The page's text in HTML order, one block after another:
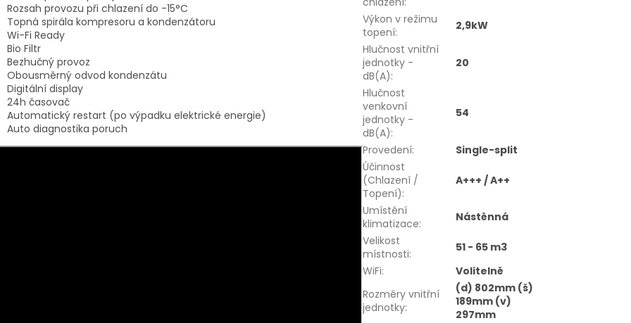
Rozsah provozu při chlazení do -15°C
Topná spirála kompresoru a kondenzátoru
Wi-Fi Ready
Bio Filtr
Bezhučný provoz
Obousměrný odvod kondenzátu
Digitální display
24h časovač
Automatický restart (po výpadku elektrické energie)
Auto diagnostika poruch
Výkon v režimu
topení:
2,9kW
Hlučnost vnitřní
jednotky -
dB(A):
20
Hlučnost
venkovní
jednotky -
dB(A):
54
Provedení:
Single-split
Účinnost
(Chlazení /
Topení):
A+++ / A++
Umístění
klimatizace:
Nástěnná
Velikost
místnosti:
51 - 65 m3
WiFi:
Volitelně
Rozměry vnitřní
jednotky:
(d) 802mm (š)
189mm (v)
297mm